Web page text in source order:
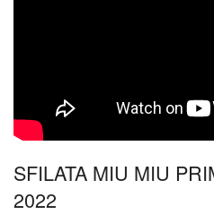
SFILATA MIU MIU
2022